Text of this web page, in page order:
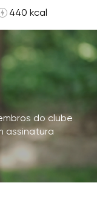
440 kcal
do clube
assinatura